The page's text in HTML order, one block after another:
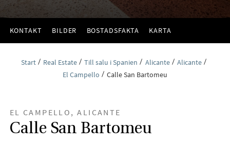
KONTAKT BILDER BOSTADSFAKTA KARTA
Start Real Estate Till salu i Spanien Alicante
Alicante
El Campello
Calle San Bartomeu
EL CAMPELLO, ALICANTE
Calle San Bartomeu